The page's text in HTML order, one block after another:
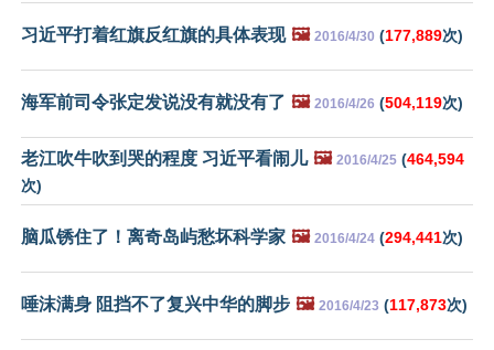
习近平打着红旗反红旗的具体表现 🖼️ 2016/4/30 (177,889次)
海军前司令张定发说没有就没有了 🖼️ 2016/4/26 (504,119次)
老江吹牛吹到哭的程度 习近平看闹儿 🖼️ 2016/4/25 (464,594
次)
脑瓜锈住了！离奇岛屿愁坏科学家 🖼️ 2016/4/24 (294,441次)
唾沫满身 阻挡不了复兴中华的脚步 🖼️ 2016/4/23 (117,873次)